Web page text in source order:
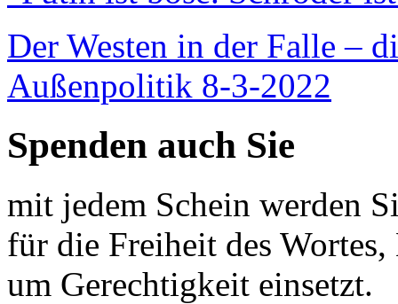
Der Westen in der Falle –
Außenpolitik 8-3-2022
Spenden auch Sie
mit jedem Schein werden
für die Freiheit des
um Gerechtigkeit einsetzt.